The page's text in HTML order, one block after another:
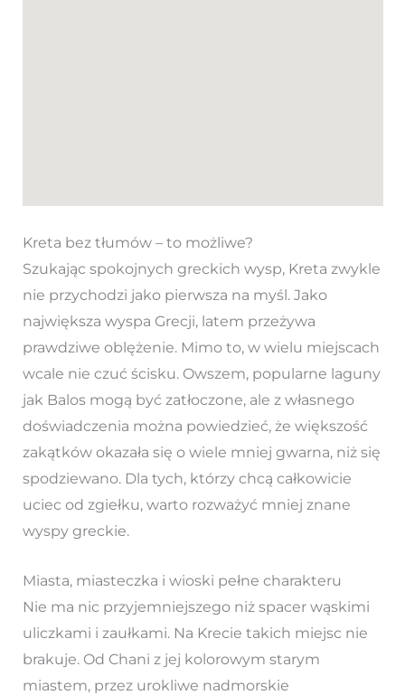
Kreta bez tłumów – to możliwe?
Szukając spokojnych greckich wysp, Kreta zwykle
nie przychodzi jako pierwsza na myśl. Jako
największa wyspa Grecji, latem przeżywa
prawdziwe oblężenie. Mimo to, w wielu miejscach
wcale nie czuć ścisku. Owszem, popularne laguny
jak Balos mogą być zatłoczone, ale z własnego
doświadczenia można powiedzieć, że większość
zakątków okazała się o wiele mniej gwarna, niż się
spodziewano. Dla tych, którzy chcą całkowicie
uciec od zgiełku, warto rozważyć mniej znane
wyspy greckie.
Miasta, miasteczka i wioski pełne charakteru
Nie ma nic przyjemniejszego niż spacer wąskimi
uliczkami i zaułkami. Na Krecie takich miejsc nie
brakuje. Od Chani z jej kolorowym starym
miastem, przez urokliwe nadmorskie